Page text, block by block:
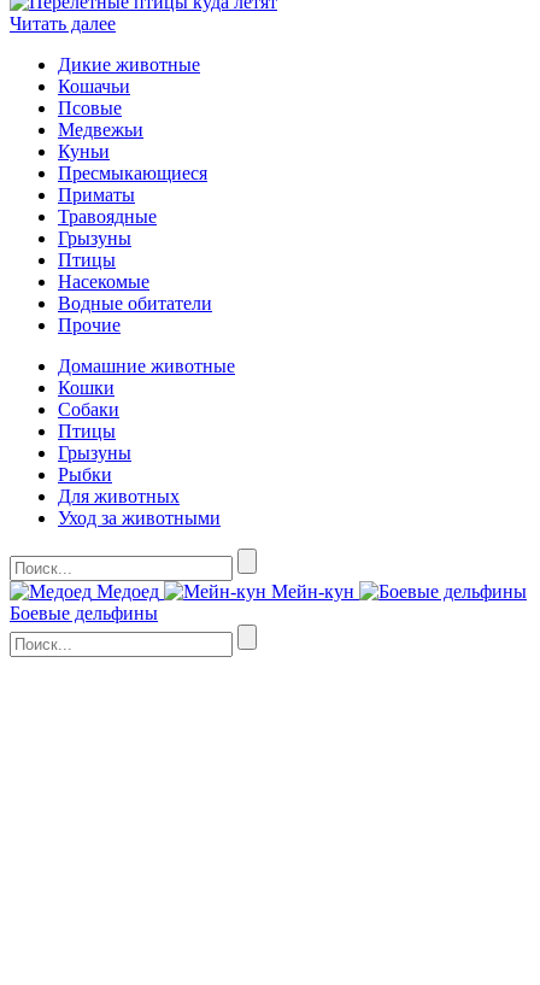
Читать далее
Дикие животные
Кошачьи
Псовые
Медвежьи
Куньи
Пресмыкающиеся
Приматы
Травоядные
Грызуны
Птицы
Насекомые
Водные обитатели
Прочие
Домашние животные
Кошки
Собаки
Птицы
Грызуны
Рыбки
Для животных
Уход за животными
Медоед
Мейн-кун
Боевые дельфины